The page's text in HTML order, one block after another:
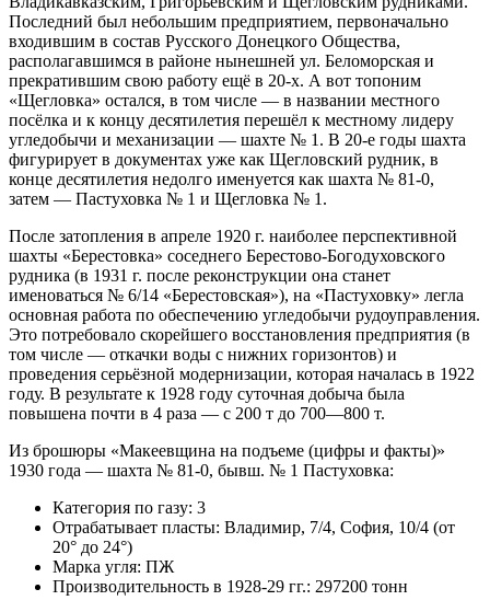
Последний был небольшим предприятием, первоначально
входившим в состав Русского Донецкого Общества,
располагавшимся в районе нынешней ул. Беломорская и
прекратившим свою работу ещё в 20-х. А вот топоним
«Щегловка» остался, в том числе — в названии местного
посёлка и к концу десятилетия перешёл к местному лидеру
угледобычи и механизации — шахте № 1. В 20-е годы шахта
фигурирует в документах уже как Щегловский рудник, в
конце десятилетия недолго именуется как шахта № 81-0,
затем — Пастуховка № 1 и Щегловка № 1.
После затопления в апреле 1920 г. наиболее перспективной
шахты «Берестовка» соседнего Берестово-Богодуховского
рудника (в 1931 г. после реконструкции она станет
именоваться № 6/14 «Берестовская»), на «Пастуховку» легла
основная работа по обеспечению угледобычи рудоуправления.
Это потребовало скорейшего восстановления предприятия (в
том числе — откачки воды с нижних горизонтов) и
проведения серьёзной модернизации, которая началась в 1922
году. В результате к 1928 году суточная добыча была
повышена почти в 4 раза — с 200 т до 700—800 т.
Из брошюры «Макеевщина на подъеме (цифры и факты)»
1930 года — шахта № 81-0, бывш. № 1 Пастуховка:
Категория по газу: 3
Отрабатывает пласты: Владимир, 7/4, София, 10/4 (от
20° до 24°)
Марка угля: ПЖ
Производительность в 1928-29 гг.: 297200 тонн